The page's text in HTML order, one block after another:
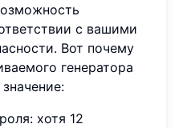
с вашими
Вот почему
генератора
хотя 12